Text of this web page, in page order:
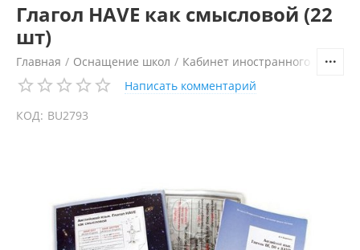
Глагол HAVE как смысловой (22
шт)
Главная / Оснащение школ / Кабинет иностранного языка
Написать комментарий
КОД: BU2793